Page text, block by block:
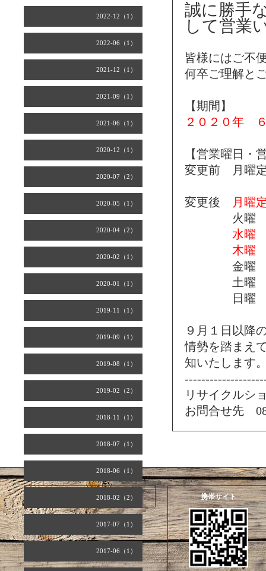
2022-12（1）
2022-06（1）
2021-12（1）
2021-09（1）
2021-06（1）
2020-12（1）
2020-07（2）
2020-05（1）
2020-04（2）
2020-02（1）
2020-01（1）
2019-11（1）
2019-09（1）
2019-08（1）
2019-02（2）
2018-11（1）
2018-07（1）
2018-06（1）
2018-02（2）
2017-07（1）
2017-06（1）
誠に勝手
して営業
皆様にはご不
何卒ご理解と
【期間】
２０２０年
【営業曜日・
変更前 月曜
変更後
月曜
火曜 午前
水曜
木曜
金曜 午前
土曜 午前
日曜 午前
９月１日以降
情勢を踏まえ
知いたします
リサイクルシ
お問合せ先
2026.08.07 Friday 携帯サイト